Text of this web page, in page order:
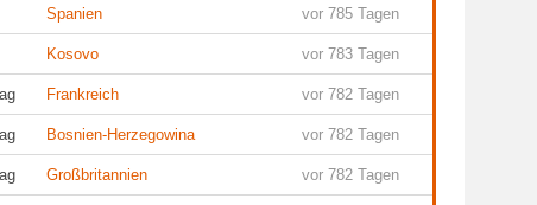
Spanien vor 785 Tagen
Kosovo vor 783 Tagen
Frankreich vor 782 Tagen
Bosnien-Herzegowina vor 782 Tagen
Großbritannien vor 782 Tagen